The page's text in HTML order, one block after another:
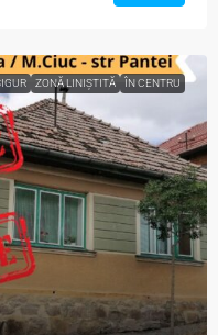
ZONĂ LINIȘTITĂ ÎN CENTRU